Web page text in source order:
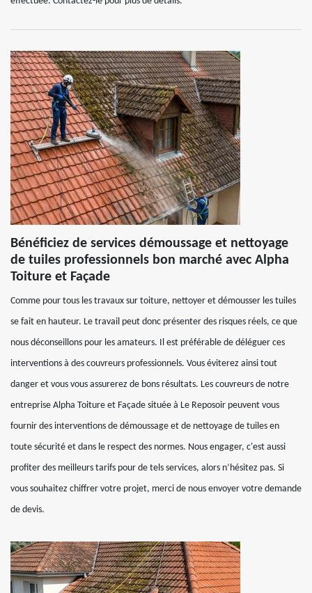
Bénéficiez de services démoussage et nettoyage
de tuiles professionnels bon marché avec Alpha
Toiture et Façade
Comme pour tous les travaux sur toiture, nettoyer et démousser les tuiles
se fait en hauteur. Le travail peut donc présenter des risques réels, ce que
nous déconseillons pour les amateurs. Il est préférable de déléguer ces
interventions à des couvreurs professionnels. Vous éviterez ainsi tout
danger et vous vous assurerez de bons résultats. Les couvreurs de notre
entreprise Alpha Toiture et Façade située à Le Reposoir peuvent vous
fournir des interventions de démoussage et de nettoyage de tuiles en
toute sécurité et dans le respect des normes. Nous engager, c'est aussi
profiter des meilleurs tarifs pour de tels services, alors n’hésitez pas. Si
vous souhaitez chiffrer votre projet, merci de nous envoyer votre demande
de devis.